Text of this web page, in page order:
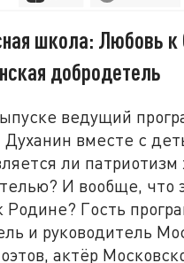
школа: Любовь к
добродетель
ведущий
вместе с
ли патриотизм
И вообще, что
Родине? Гость
и руководитель
актёр